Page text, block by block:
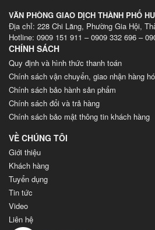
VĂN PHÒNG GIAO DỊCH THÀNH PHỐ
Địa chỉ: 228 Chi Lăng, Phường Gia Hội,
Hotline: 0909 151 911 – 0909 332 696 –
CHÍNH SÁCH
Quy định và hình thức thanh toán
Chính sách vận chuyển, giao nhận hàng
Chính sách bảo hành sản phẩm
Chính sách đổi và trả hàng
Chính sách bảo mật thông tin khách hàng
VỀ CHÚNG TÔI
Giới thiệu
Khách hàng
Tuyển dụng
Tin tức
Video
Liên hệ